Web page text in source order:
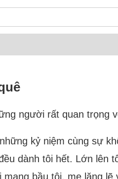
người rất quan trọng
kỷ niệm cùng sự
dành tôi hết. Lớn lên
bầu tôi, mẹ lặng